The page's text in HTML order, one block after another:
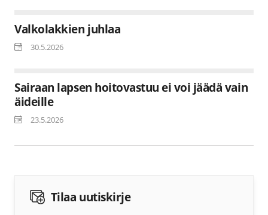
Valkolakkien juhlaa
30.5.2026
Sairaan lapsen hoitovastuu ei voi jäädä vain
äideille
23.5.2026
Tilaa uutiskirje